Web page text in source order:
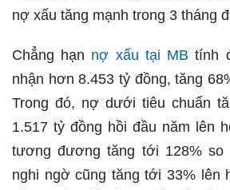
nợ xấu tăng mạnh trong 3 tháng
Chẳng hạn nợ xấu tại MBtính
nhận hơn 8.453 tỷ đồng, tăng
Trong đó, nợ dưới tiêu chuẩn
1.517 tỷ đồng hồi đầu năm lên
tương đương tăng tới 128%
nghi ngờ cũng tăng tới 33% lên